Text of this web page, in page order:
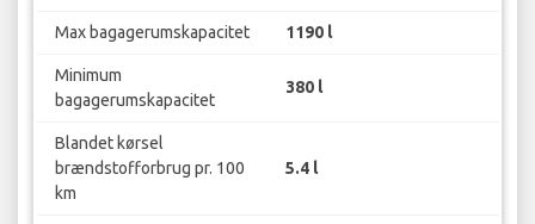
Max bagagerumskapacitet 1190 l
Minimum
bagagerumskapacitet
380 l
Blandet kørsel
brændstofforbrug pr. 100
km
5.4 l